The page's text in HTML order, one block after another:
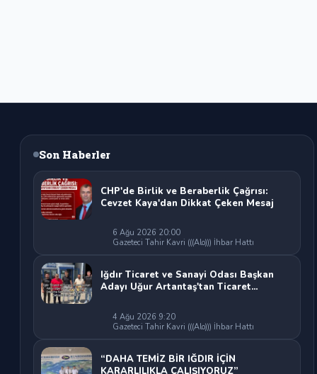
Son Haberler
CHP'de Birlik ve Beraberlik Çağrısı:
Cevzet Kaya'dan Dikkat Çeken Mesaj
6 Ağu 2026 20:00
Gazeteci Tahir Kavri (((Alo))) İhbar Hattı
Iğdır Ticaret ve Sanayi Odası Başkan
Adayı Uğur Artantaş'tan Ticaret
Sahipsiz Bırakılamaz"
4 Ağu 2026 9:20
Gazeteci Tahir Kavri (((Alo))) İhbar Hattı
“DAHA TEMİZ BİR IĞDIR İÇİN
KARARLILIKLA ÇALIŞIYORUZ”